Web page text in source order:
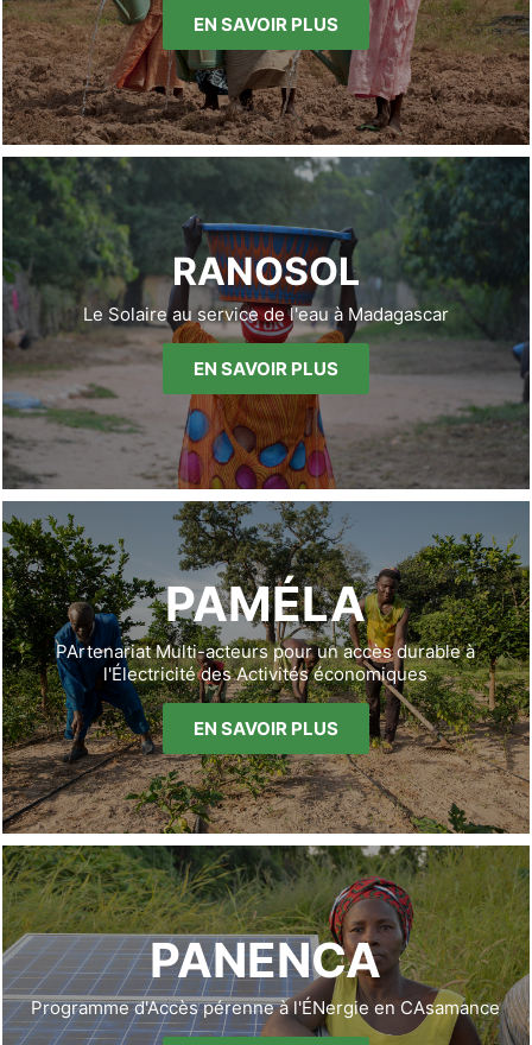
EN SAVOIR PLUS
RANOSOL
Le Solaire au service de l'eau à Madagascar
EN SAVOIR PLUS
PAMÉLA
PArtenariat Multi-acteurs pour un accès durable à
l'Électricité des Activités économiques
EN SAVOIR PLUS
PANENCA
Programme d'Accès pérenne à l'ÉNergie en CAsamance